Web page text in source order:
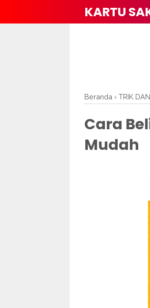
KARTU
Beranda › TRIK
Cara
Mudah